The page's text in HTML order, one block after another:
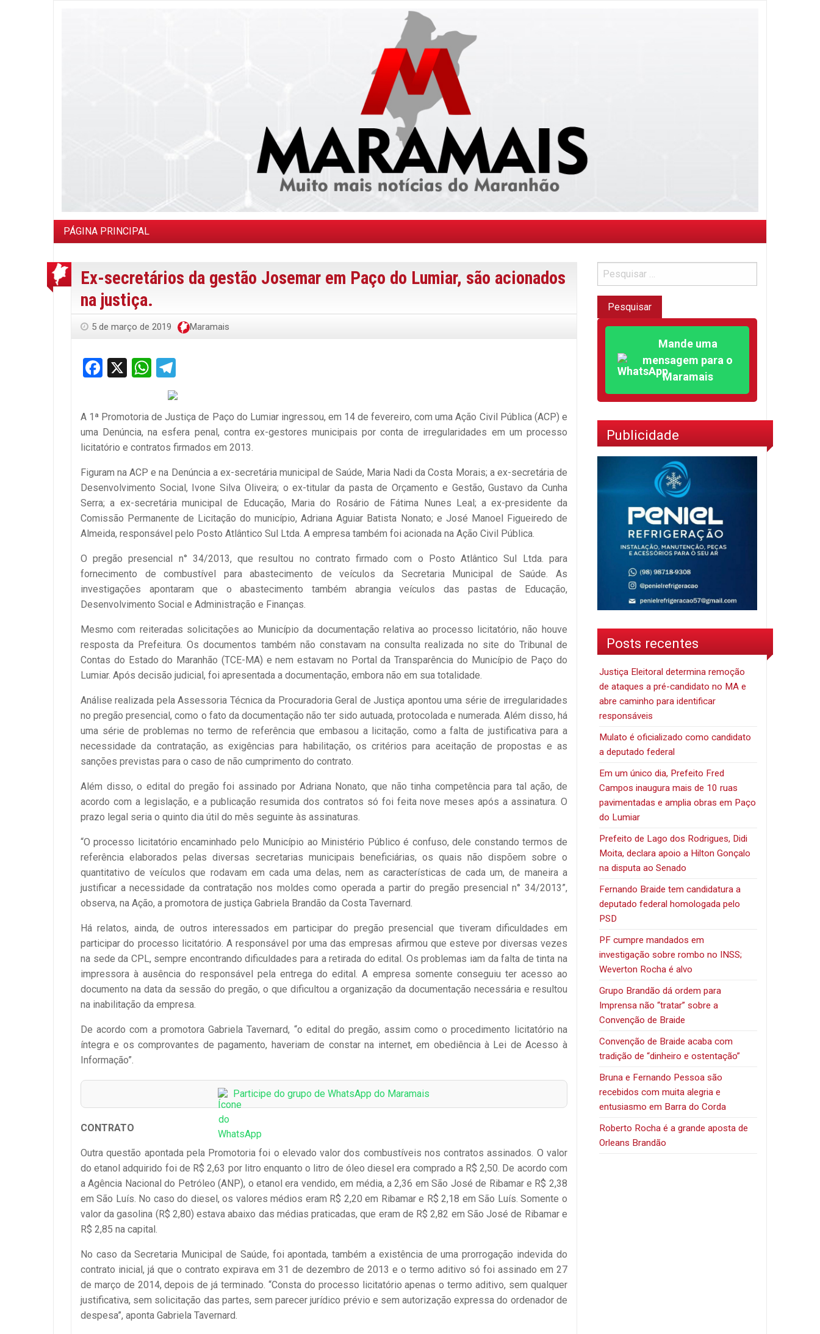
PÁGINA PRINCIPAL
Ex-secretários da gestão Josemar em Paço do Lumiar, são acionados
na justiça.
5 de março de 2019 Maramais
Facebook
X WhatsApp
A 1ª Promotoria de Justiça de Paço do Lumiar ingressou, em 14 de fevereiro, com uma Ação Civil Pública (ACP) e
uma Denúncia, na esfera penal, contra ex-gestores municipais por conta de irregularidades em um processo
licitatório e contratos firmados em 2013.
Figuram na ACP e na Denúncia a ex-secretária municipal de Saúde, Maria Nadi da Costa Morais; a ex-secretária de
Desenvolvimento Social, Ivone Silva Oliveira; o ex-titular da pasta de Orçamento e Gestão, Gustavo da Cunha
Serra; a ex-secretária municipal de Educação, Maria do Rosário de Fátima Nunes Leal; a ex-presidente da
Comissão Permanente de Licitação do município, Adriana Aguiar Batista Nonato; e José Manoel Figueiredo de
Almeida, responsável pelo Posto Atlântico Sul Ltda. A empresa também foi acionada na Ação Civil Pública.
O pregão presencial n° 34/2013, que resultou no contrato firmado com o Posto Atlântico Sul Ltda. para
fornecimento de combustível para abastecimento de veículos da Secretaria Municipal de Saúde. As
investigações apontaram que o abastecimento também abrangia veículos das pastas de Educação,
Desenvolvimento Social e Administração e Finanças.
Mesmo com reiteradas solicitações ao Município da documentação relativa ao processo licitatório, não houve
resposta da Prefeitura. Os documentos também não constavam na consulta realizada no site do Tribunal de
Contas do Estado do Maranhão (TCE-MA) e nem estavam no Portal da Transparência do Município de Paço do
Lumiar. Após decisão judicial, foi apresentada a documentação, embora não em sua totalidade.
Análise realizada pela Assessoria Técnica da Procuradoria Geral de Justiça apontou uma série de irregularidades
no pregão presencial, como o fato da documentação não ter sido autuada, protocolada e numerada. Além disso, há
uma série de problemas no termo de referência que embasou a licitação, como a falta de justificativa para a
necessidade da contratação, as exigências para habilitação, os critérios para aceitação de propostas e as
sanções previstas para o caso de não cumprimento do contrato.
Além disso, o edital do pregão foi assinado por Adriana Nonato, que não tinha competência para tal ação, de
acordo com a legislação, e a publicação resumida dos contratos só foi feita nove meses após a assinatura. O
prazo legal seria o quinto dia útil do mês seguinte às assinaturas.
“O processo licitatório encaminhado pelo Município ao Ministério Público é confuso, dele constando termos de
referência elaborados pelas diversas secretarias municipais beneficiárias, os quais não dispõem sobre o
quantitativo de veículos que rodavam em cada uma delas, nem as características de cada um, de maneira a
justificar a necessidade da contratação nos moldes como operada a partir do pregão presencial n° 34/2013”,
observa, na Ação, a promotora de justiça Gabriela Brandão da Costa Tavernard.
Há relatos, ainda, de outros interessados em participar do pregão presencial que tiveram dificuldades em
participar do processo licitatório. A responsável por uma das empresas afirmou que esteve por diversas vezes
na sede da CPL, sempre encontrando dificuldades para a retirada do edital. Os problemas iam da falta de tinta na
impressora à ausência do responsável pela entrega do edital. A empresa somente conseguiu ter acesso ao
documento na data da sessão do pregão, o que dificultou a organização da documentação necessária e resultou
na inabilitação da empresa.
De acordo com a promotora Gabriela Tavernard, “o edital do pregão, assim como o procedimento licitatório na
íntegra e os comprovantes de pagamento, haveriam de constar na internet, em obediência à Lei de Acesso à
Informação”.
Participe do grupo de WhatsApp do Maramais
CONTRATO
Outra questão apontada pela Promotoria foi o elevado valor dos combustíveis nos contratos assinados. O valor
do etanol adquirido foi de R$ 2,63 por litro enquanto o litro de óleo diesel era comprado a R$ 2,50. De acordo com
a Agência Nacional do Petróleo (ANP), o etanol era vendido, em média, a 2,36 em São José de Ribamar e R$ 2,38
em São Luís. No caso do diesel, os valores médios eram R$ 2,20 em Ribamar e R$ 2,18 em São Luís. Somente o
valor da gasolina (R$ 2,80) estava abaixo das médias praticadas, que eram de R$ 2,82 em São José de Ribamar e
R$ 2,85 na capital.
No caso da Secretaria Municipal de Saúde, foi apontada, também a existência de uma prorrogação indevida do
contrato inicial, já que o contrato expirava em 31 de dezembro de 2013 e o termo aditivo só foi assinado em 27
de março de 2014, depois de já terminado. “Consta do processo licitatório apenas o termo aditivo, sem qualquer
justificativa, sem solicitação das partes, sem parecer jurídico prévio e sem autorização expressa do ordenador de
despesa”, aponta Gabriela Tavernard.
Mande uma
mensagem para o
Maramais
Publicidade
Posts recentes
Justiça Eleitoral determina remoção
de ataques a pré-candidato no MA e
abre caminho para identificar
responsáveis
Mulato é oficializado como candidato
a deputado federal
Em um único dia, Prefeito Fred
Campos inaugura mais de 10 ruas
pavimentadas e amplia obras em Paço
do Lumiar
Prefeito de Lago dos Rodrigues, Didi
Moita, declara apoio a Hilton Gonçalo
na disputa ao Senado
Fernando Braide tem candidatura a
deputado federal homologada pelo
PSD
PF cumpre mandados em
investigação sobre rombo no INSS;
Weverton Rocha é alvo
Grupo Brandão dá ordem para
Imprensa não “tratar” sobre a
Convenção de Braide
Convenção de Braide acaba com
tradição de “dinheiro e ostentação”
Bruna e Fernando Pessoa são
recebidos com muita alegria e
entusiasmo em Barra do Corda
Roberto Rocha é a grande aposta de
Orleans Brandão